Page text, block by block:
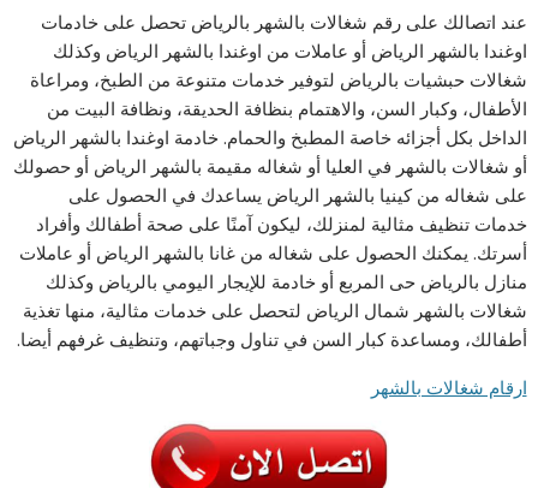
عند اتصالك على رقم شغالات بالشهر بالرياض تحصل على خادمات
اوغندا بالشهر الرياض أو عاملات من اوغندا بالشهر الرياض وكذلك
شغالات حبشيات بالرياض لتوفير خدمات متنوعة من الطبخ، ومراعاة
الأطفال، وكبار السن، والاهتمام بنظافة الحديقة، ونظافة البيت من
الداخل بكل أجزائه خاصة المطبخ والحمام. خادمة اوغندا بالشهر الرياض
أو شغالات بالشهر في العليا أو شغاله مقيمة بالشهر الرياض أو حصولك
على شغاله من كينيا بالشهر الرياض يساعدك في الحصول على
خدمات تنظيف مثالية لمنزلك، ليكون آمنًا على صحة أطفالك وأفراد
أسرتك. يمكنك الحصول على شغاله من غانا بالشهر الرياض أو عاملات
منازل بالرياض حى المربع أو خادمة للإيجار اليومي بالرياض وكذلك
شغالات بالشهر شمال الرياض لتحصل على خدمات مثالية، منها تغذية
أطفالك، ومساعدة كبار السن في تناول وجباتهم، وتنظيف غرفهم أيضا.
ارقام شغالات بالشهر